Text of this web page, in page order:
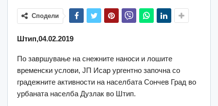
Сподели
Штип,04.02.2019
По завршување на снежните наноси и лошите
временски услови, ЈП Исар ургентно започна со
градежните активности на населбата Сончев Град во
урбаната населба Дузлак во Штип.